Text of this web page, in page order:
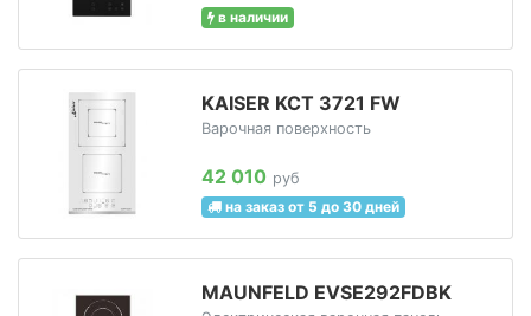
в наличии
KAISER KCT 3721 FW
Варочная поверхность
42 010 руб
на заказ от 5 до 30 дней
MAUNFELD EVSE292FDBK